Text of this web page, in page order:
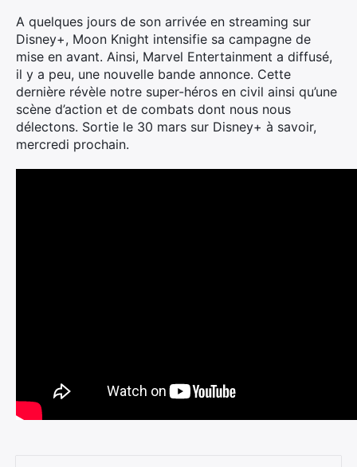
A quelques jours de son arrivée en streaming sur
Disney+, Moon Knight intensifie sa campagne de
mise en avant. Ainsi, Marvel Entertainment a diffusé,
il y a peu, une nouvelle bande annonce. Cette
dernière révèle notre super-héros en civil ainsi qu’une
scène d’action et de combats dont nous nous
délectons. Sortie le 30 mars sur Disney+ à savoir,
mercredi prochain.